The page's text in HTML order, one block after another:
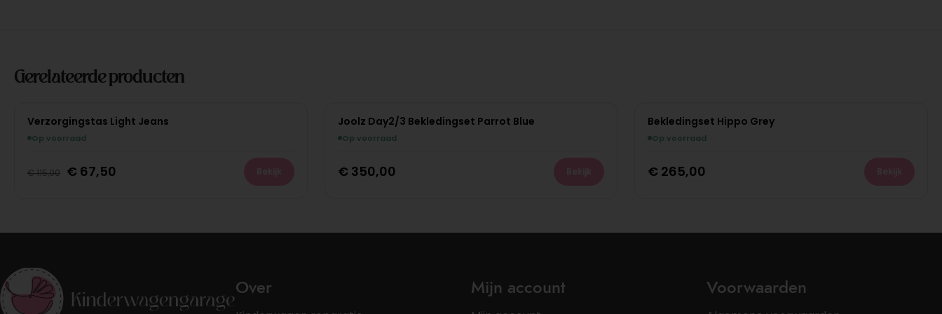
Gerelateerde producten
Verzorgingstas Light Jeans
Op voorraad
€115,00 € 67,50
Joolz Day2/3 Bekledingset Parrot Blue
Op voorraad
€ 350,00
Bekledingset Hippo Grey
Op voorraad
€ 265,00
Over Mijn account Voorwaarden